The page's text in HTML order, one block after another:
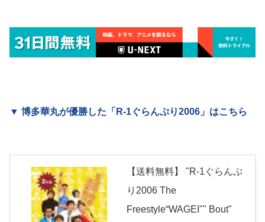
▼ 博多華丸が優勝した「R-1ぐらんぷり2006」はこちら
【送料無料】 "R-1ぐらんぷ
り2006 The
Freestyle“WAGEI"" Bout"